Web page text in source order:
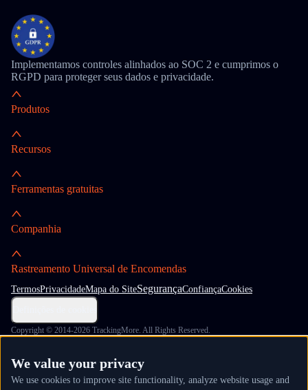
Implementamos controles alinhados ao SOC 2 e cumprimos o
RGPD para proteger seus dados e privacidade.
Produtos
Recursos
Ferramentas gratuitas
Companhia
Rastreamento Universal de Encomendas
TermosPrivacidadeMapa do SiteSegurançaConfiançaCookies
Copyright © 2014-2026 TrackingMore. All Rights Reserved.
We value your privacy
We use cookies to improve site functionality, analyze website usage and